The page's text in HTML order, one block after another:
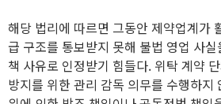
해당 법리에 따르면 그동안 제약업계가
급 구조를 통보받지 못해 불법 영업 사
책 사유로 인정받기 힘들다. 위탁 계약
방지를 위한 관리 감독 의무를 수행하지